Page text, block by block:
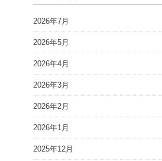
2026年7月
2026年5月
2026年4月
2026年3月
2026年2月
2026年1月
2025年12月